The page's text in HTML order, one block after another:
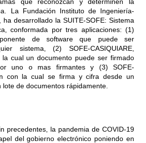
La Fundación Instituto de Ingeniería-
ha desarrollado la SUITE-SOFE: Sistema
conformada por tres aplicaciones: (1)
de software que puede ser
sistema, (2) SOFE-CASIQUIARE,
la cual un documento puede ser firmado
uno o mas firmantes y (3) SOFE-
con la cual se firma y cifra desde un
de documentos rápidamente.
precedentes, la pandemia de COVID-19
del gobierno electrónico poniendo en